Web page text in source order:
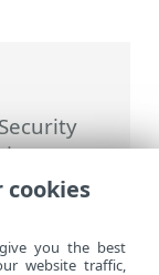
>
cookies
you the best
website traffic,